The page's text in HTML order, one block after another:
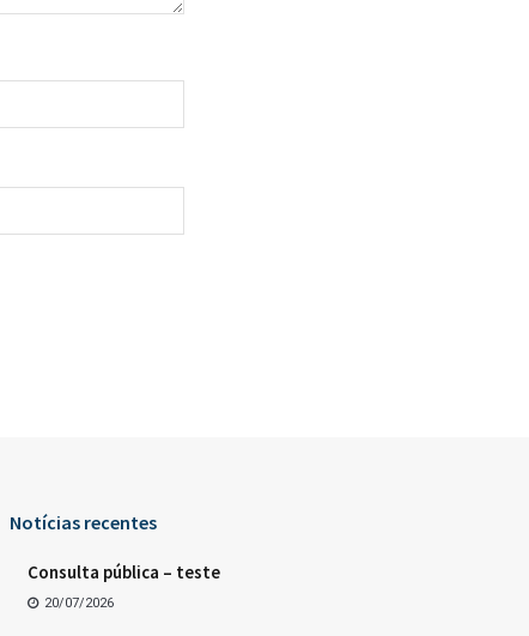
Notícias recentes
Consulta pública – teste
20/07/2026